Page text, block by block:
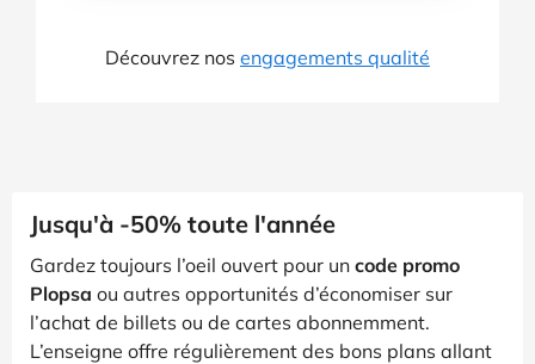
Découvrez nos engagements qualité
Jusqu'à -50% toute l'année
Gardez toujours l’oeil ouvert pour un code promo
Plopsa ou autres opportunités d’économiser sur
l’achat de billets ou de cartes abonnemment.
L’enseigne offre régulièrement des bons plans allant